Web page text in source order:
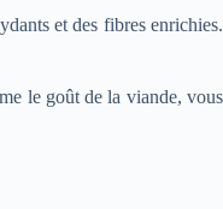
et des fibres enrichies.
le goût de la viande, vous